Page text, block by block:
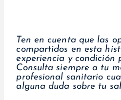
Ten en cuenta que las
compartidos en esta
experiencia y condición
Consulta siempre a tu
profesional sanitario
alguna duda sobre tu